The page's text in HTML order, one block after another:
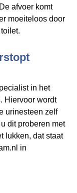
afvoer komt
moeiteloos door
in het
Hiervoor wordt
urinesteen zelf
dit proberen met
lukken, dat staat
in